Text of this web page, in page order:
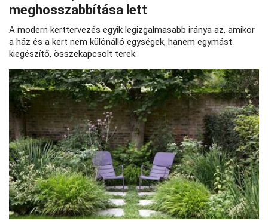
meghosszabbítása lett
A modern kerttervezés egyik legizgalmasabb iránya az, amikor
a ház és a kert nem különálló egységek, hanem egymást
kiegészítő, összekapcsolt terek.